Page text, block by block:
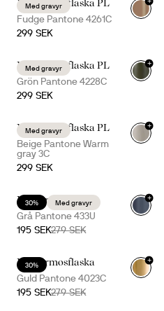
Med gravyr
Nils termosflaska PL
Fudge Pantone 4261C
299 SEK
Med gravyr
Nils termosflaska PL
Grön Pantone 4228C
299 SEK
+
Med gravyr
Nils termosflaska PL
Beige Pantone Warm
gray 3C
299 SEK
+
+16
30% Med gravyr
Nils termosflaska
Grå Pantone 433U
195 SEK279 SEK
+
30%
Nils termosflaska
Guld Pantone 4023C
195 SEK279 SEK
+